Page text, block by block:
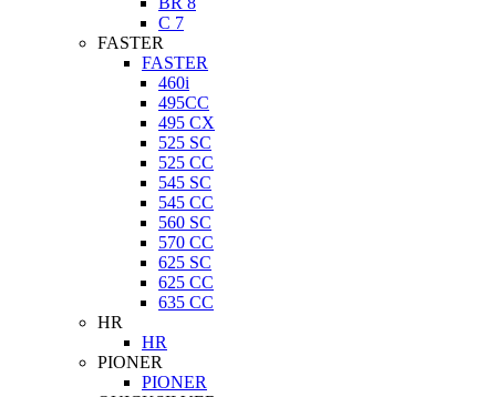
C 7
FASTER
FASTER
460i
495CC
495 CX
525 SC
525 CC
545 SC
545 CC
560 SC
570 CC
625 SC
625 CC
635 CC
HR
HR
PIONER
PIONER